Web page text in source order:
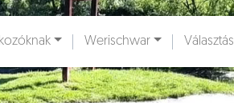
Werischwar Választás